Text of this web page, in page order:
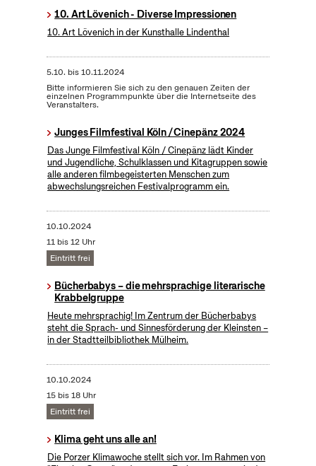
10. Art Lövenich - Diverse Impressionen
10. Art Lövenich in der Kunsthalle Lindenthal
5.10. bis10.11.2024
Bitte informieren Sie sich zu den genauen Zeiten der
einzelnen Programmpunkte über die Internetseite des
Veranstalters.
Junges Filmfestival Köln / Cinepänz 2024
Das Junge Filmfestival Köln / Cinepänz lädt Kinder
und Jugendliche, Schulklassen und Kitagruppen sowie
alle anderen filmbegeisterten Menschen zum
abwechslungsreichen Festivalprogramm ein.
10.10.2024
11 bis 12 Uhr
Eintritt frei
Bücherbabys – die mehrsprachige literarische
Krabbelgruppe
Heute mehrsprachig! Im Zentrum der Bücherbabys
steht die Sprach- und Sinnesförderung der Kleinsten –
in der Stadtteilbibliothek Mülheim.
10.10.2024
15 bis 18 Uhr
Eintritt frei
Klima geht uns alle an!
Die Porzer Klimawoche stellt sich vor. Im Rahmen von